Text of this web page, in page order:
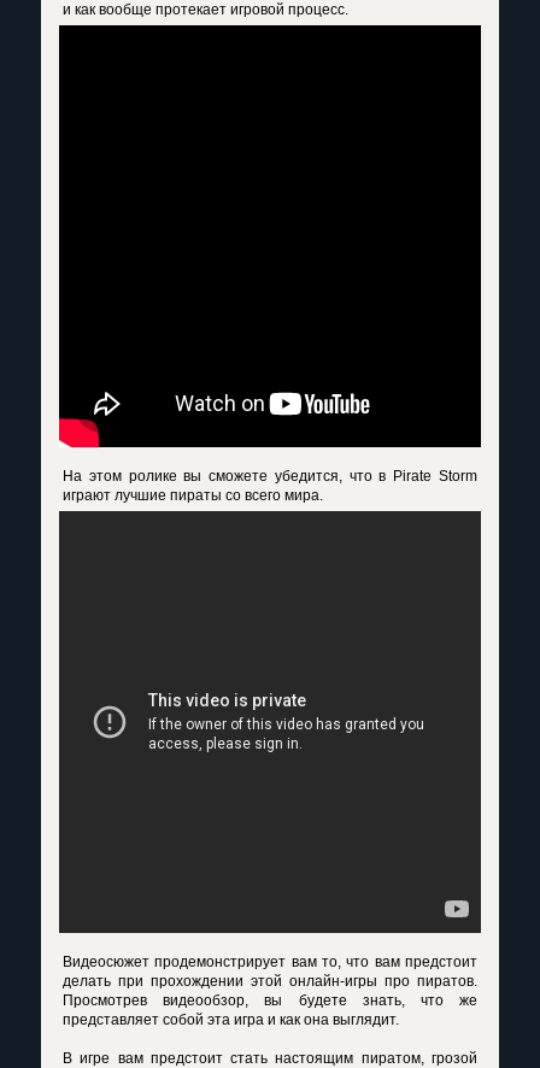
и как вообще протекает игровой процесс.
На этом ролике вы сможете убедится, что в Pirate Storm
играют лучшие пираты со всего мира.
Видеосюжет продемонстрирует вам то, что вам предстоит
делать при прохождении этой онлайн-игры про пиратов.
Просмотрев видеообзор, вы будете знать, что же
представляет собой эта игра и как она выглядит.
В игре вам предстоит стать настоящим пиратом, грозой